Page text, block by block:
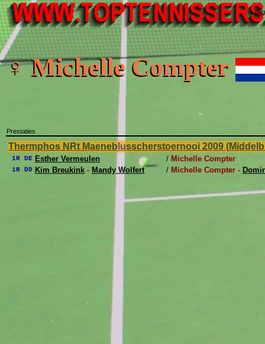
♀ Michelle Compter
Prestaties
Thermphos NRt Maeneblusscherstoernooi 2009
1R DE Esther Vermeulen / Michelle Compter
1R DD Kim Breukink - Mandy Wolfert / Michelle Compter -